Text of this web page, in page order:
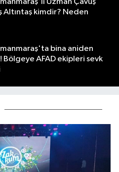
Altıntaş kimdir? Neden
bina aniden
Bölgeye AFAD ekipleri sevk